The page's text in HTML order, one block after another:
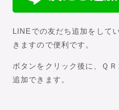
LINEでの友だち追加をして
きますので便利です。
ボタンをクリック後に、Ｑ
追加できます。